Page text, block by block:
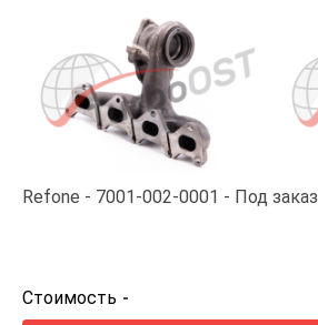
Refone 7001-002-0001 Под заказ
Стоимость -